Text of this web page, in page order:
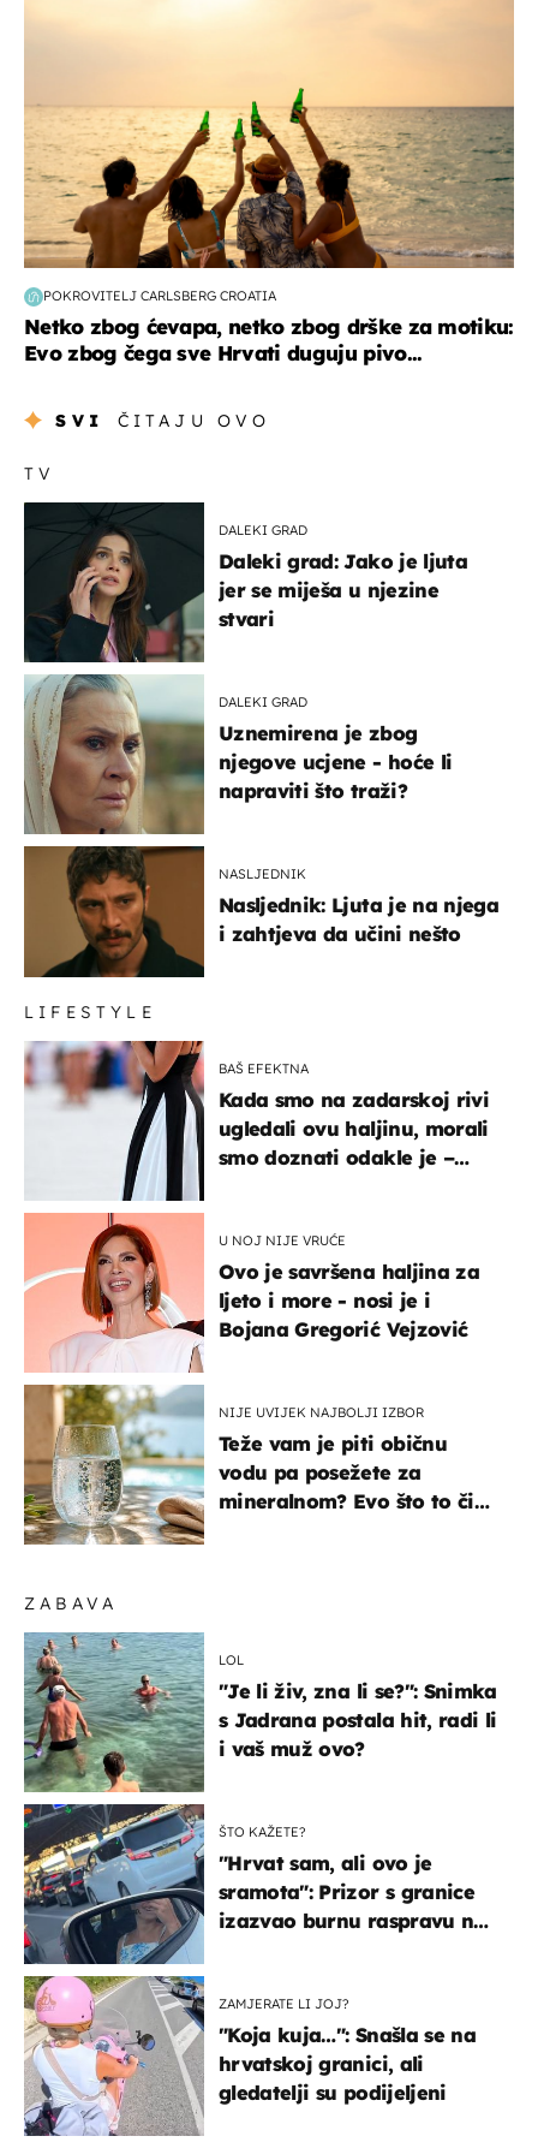
POKROVITELJ CARLSBERG CROATIA
Netko zbog ćevapa, netko zbog drške za motiku:
Evo zbog čega sve Hrvati duguju pivo...
SVI ČITAJU OVO
ZABAVA
LOL
"Je li živ, zna li se?": Snimka
s Jadrana postala hit, radi li
i vaš muž ovo?
ŠTO KAŽETE?
"Hrvat sam, ali ovo je
sramota": Prizor s granice
izazvao burnu raspravu na
ZAMJERATE LI JOJ?
"Koja kuja…": Snašla se na
hrvatskoj granici, ali
gledatelji su podijeljeni
TV
DALEKI GRAD
Daleki grad: Jako je ljuta
jer se miješa u njezine
stvari
DALEKI GRAD
Uznemirena je zbog
njegove ucjene - hoće li
napraviti što traži?
NASLJEDNIK
Nasljednik: Ljuta je na njega
i zahtjeva da učini nešto
LIFESTYLE
BAŠ EFEKTNA
Kada smo na zadarskoj rivi
ugledali ovu haljinu, morali
smo doznati odakle je –
U NOJ NIJE VRUĆE
Ovo je savršena haljina za
ljeto i more - nosi je i
Bojana Gregorić Vejzović
NIJE UVIJEK NAJBOLJI IZBOR
Teže vam je piti običnu
vodu pa posežete za
mineralnom? Evo što to čini